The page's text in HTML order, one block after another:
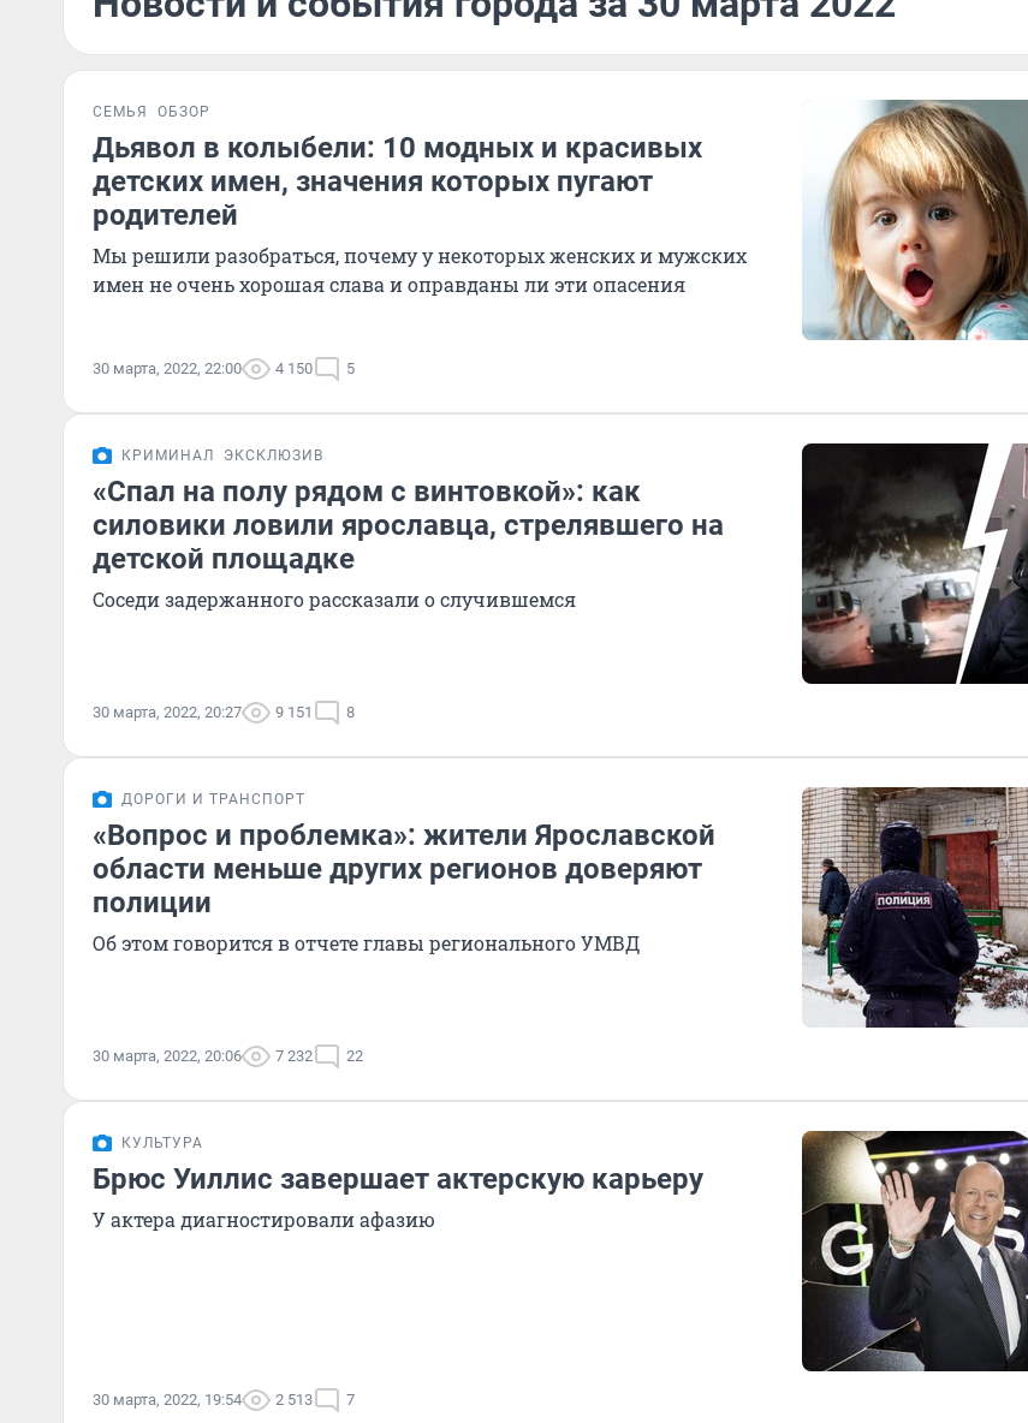
СЕМЬЯ ОБЗОР
Дьявол в колыбели: 10 модных и красивых
детских имен, значения которых пугают
родителей
Мы решили разобраться, почему у некоторых женских и мужских
имен не очень хорошая слава и оправданы ли эти опасения
30 марта, 2022, 22:00 4 150 5
КРИМИНАЛ ЭКСКЛЮЗИВ
«Спал на полу рядом с винтовкой»: как
силовики ловили ярославца, стрелявшего на
детской площадке
Соседи задержанного рассказали о случившемся
30 марта, 2022, 20:27 9 151 8
ДОРОГИ И ТРАНСПОРТ
«Вопрос и проблемка»: жители Ярославской
области меньше других регионов доверяют
полиции
Об этом говорится в отчете главы регионального УМВД
30 марта, 2022, 20:06 7 232 22
КУЛЬТУРА
Брюс Уиллис завершает актерскую карьеру
У актера диагностировали афазию
30 марта, 2022, 19:54 2 513 7